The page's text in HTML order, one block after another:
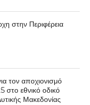
στην Περιφέρεια
τον αποχιονισμό
εθνικό οδικό
Μακεδονίας